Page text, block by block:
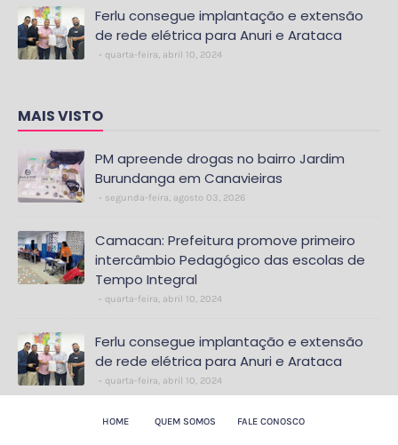
Ferlu consegue implantação e extensão
de rede elétrica para Anuri e Arataca
quarta-feira, abril 10, 2024
MAIS VISTO
PM apreende drogas no bairro Jardim
Burundanga em Canavieiras
segunda-feira, agosto 03, 2026
Camacan: Prefeitura promove primeiro
intercâmbio Pedagógico das escolas de
Tempo Integral
quarta-feira, abril 10, 2024
Ferlu consegue implantação e extensão
de rede elétrica para Anuri e Arataca
quarta-feira, abril 10, 2024
HOME QUEM SOMOS FALE CONOSCO